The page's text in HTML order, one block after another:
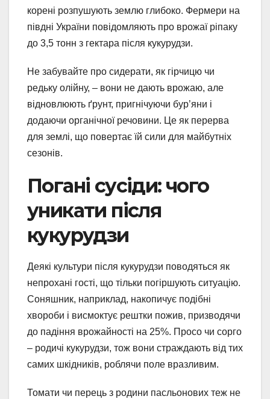
корені розпушують землю глибоко. Фермери на
півдні України повідомляють про врожаї ріпаку
до 3,5 тонн з гектара після кукурудзи.
Не забувайте про сидерати, як гірчицю чи
редьку олійну, – вони не дають врожаю, але
відновлюють ґрунт, пригнічуючи бур’яни і
додаючи органічної речовини. Це як перерва
для землі, що повертає їй сили для майбутніх
сезонів.
Погані сусіди: чого
уникати після
кукурудзи
Деякі культури після кукурудзи поводяться як
непрохані гості, що тільки погіршують ситуацію.
Соняшник, наприклад, накопичує подібні
хвороби і висмоктує рештки пожив, призводячи
до падіння врожайності на 25%. Просо чи сорго
– родичі кукурудзи, тож вони страждають від тих
самих шкідників, роблячи поле вразливим.
Томати чи перець з родини пасльонових теж не